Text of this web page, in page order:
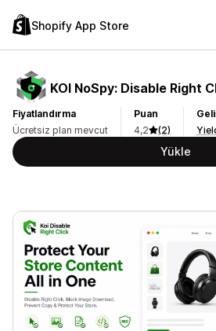
Shopify App Store
KOI NoSpy: Disable Right
Fiyatlandırma
Ücretsiz plan mevcut
Puan
4,2
(2)
Yükle